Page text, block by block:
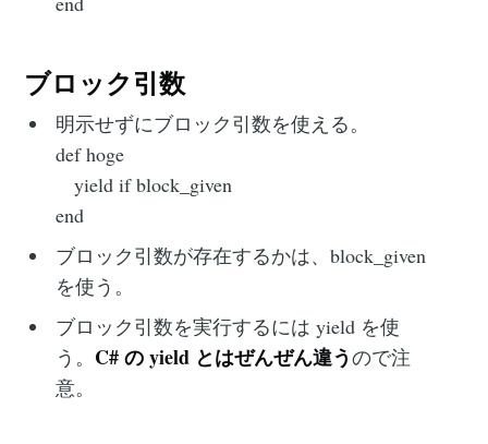
ブロック引数
明示せずにブロック引数を使える。‌‌
def hoge‌‌
yield if block_given‌‌
end
ブロック引数が存在するかは、block_given
を使う。
ブロック引数を実行するには yield を使
う。 C# の yield とはぜんぜん違うので注
意。